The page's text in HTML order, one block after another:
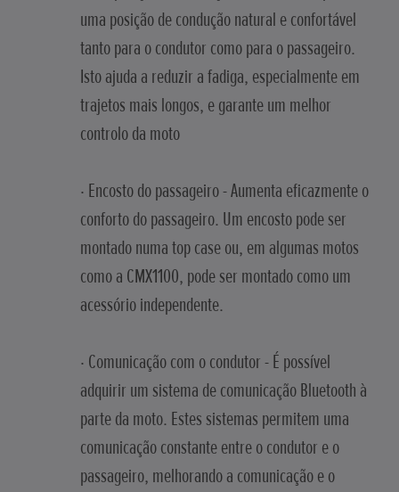
uma posição de condução natural e confortável
tanto para o condutor como para o passageiro.
Isto ajuda a reduzir a fadiga, especialmente em
trajetos mais longos, e garante um melhor
controlo da moto
· Encosto do passageiro - Aumenta eficazmente o
conforto do passageiro. Um encosto pode ser
montado numa top case ou, em algumas motos
como a CMX1100, pode ser montado como um
acessório independente.
· Comunicação com o condutor - É possível
adquirir um sistema de comunicação Bluetooth à
parte da moto. Estes sistemas permitem uma
comunicação constante entre o condutor e o
passageiro, melhorando a comunicação e o